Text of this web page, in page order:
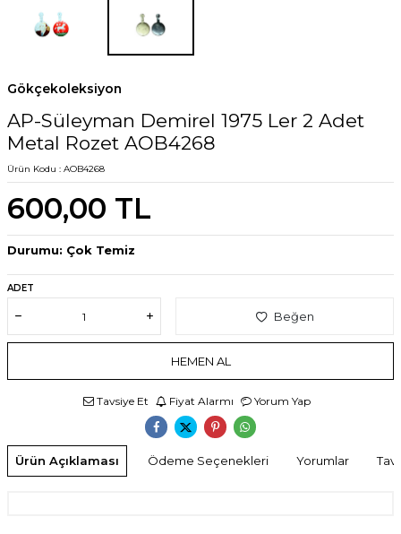
Gökçekoleksiyon
AP-Süleyman Demirel 1975 Ler 2 Adet
Metal Rozet AOB4268
Ürün Kodu : AOB4268
600,00 TL
Durumu: Çok Temiz
ADET
Beğen
HEMEN AL
Tavsiye Et Fiyat Alarmı Yorum Yap
Ürün Açıklaması Ödeme Seçenekleri Yorumlar